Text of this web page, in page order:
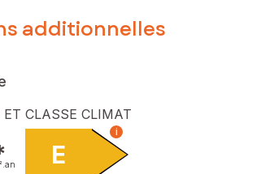
additionnelles
ET CLASSE CLIMAT
an E
i